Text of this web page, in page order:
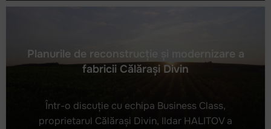
Planurile de reconstrucție și modernizare a
fabricii Călărași Divin
Într-o discuție cu echipa Business Class,
proprietarul Călărași Divin, Ildar HALITOV a